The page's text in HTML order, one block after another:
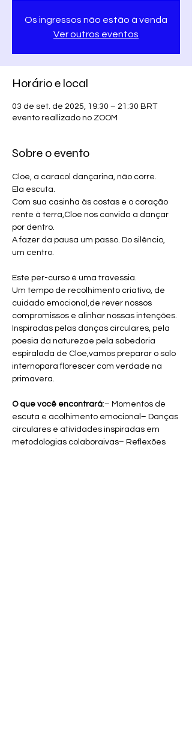
Os ingressos não estão à venda
Ver outros eventos
Horário e local
03 de set. de 2025, 19:30 – 21:30 BRT
evento reallizado no ZOOM
Sobre o evento
Cloe, a caracol dançarina, não corre.
Ela escuta.
Com sua casinha às costas e o coração
rente à terra,Cloe nos convida a dançar
por dentro.
A fazer da pausa um passo. Do silêncio,
um centro.
Este per-curso é uma travessia.
Um tempo de recolhimento criativo, de
cuidado emocional,de rever nossos
compromissos e alinhar nossas intenções.
Inspiradas pelas danças circulares, pela
poesia da naturezae pela sabedoria
espiralada de Cloe,vamos preparar o solo
internopara florescer com verdade na
primavera.
O que você encontrará:– Momentos de
escuta e acolhimento emocional– Danças
circulares e atividades inspiradas em
metodologias colaboraivas– Reflexões